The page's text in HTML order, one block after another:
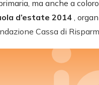
ma anche a
d’estate 2014 ,
Cassa di